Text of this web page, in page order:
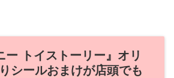
ー トイストーリー』オリ
シールおまけが店頭でも